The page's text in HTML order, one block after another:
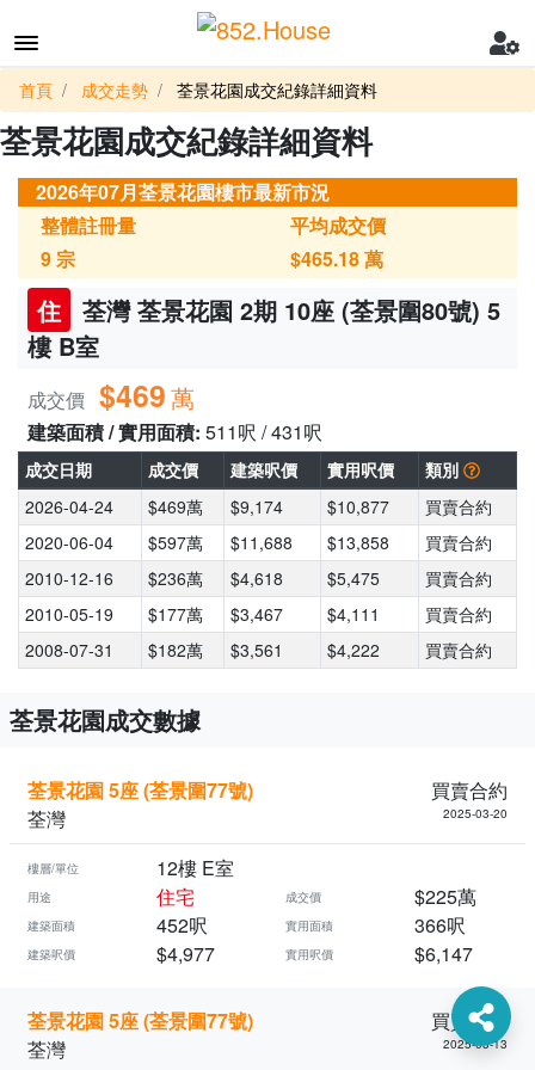
首頁 成交走勢 荃景花園成交紀錄詳細資料
荃景花園成交紀錄詳細資料
2026年07月荃景花園樓市最新市況
整體註冊量
9宗
平均成交價
$465.18萬
住
荃灣 荃景花園 2期 10座 (荃景圍80號) 5
樓 B室
成交價 $469萬
建築面積 / 實用面積: 511呎 / 431呎
成交日期 成交價 建築呎價 實用呎價
類別
2026-04-24
$469萬 $9,174 $10,877
買賣合約
2020-06-04
$597萬 $11,688 $13,858
買賣合約
2010-12-16
$236萬 $4,618 $5,475
買賣合約
2010-05-19
$177萬 $3,467 $4,111
買賣合約
2008-07-31
$182萬 $3,561 $4,222 買賣合約
荃景花園成交數據
荃景花園 5座 (荃景圍77號)
買賣合約
荃灣
2025-03-20
樓層/單位 12樓 E室
用途 住宅 成交價 $225萬
建築面積 452呎 實用面積 366呎
建築呎價 $4,977 實用呎價 $6,147
荃景花園 5座 (荃景圍77號)
買賣合約
荃灣
2025-03-13